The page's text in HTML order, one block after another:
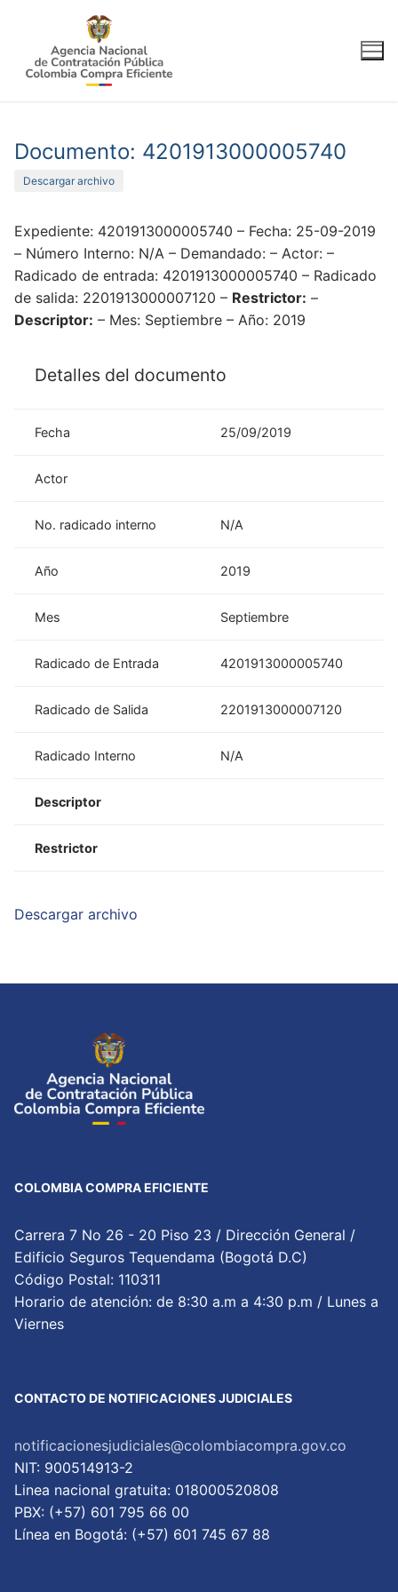
contenido
Documento: 4201913000005740
Descargar archivo
Expediente: 4201913000005740 – Fecha: 25-09-2019
– Número Interno: N/A – Demandado: – Actor: –
Radicado de entrada: 4201913000005740 – Radicado
de salida: 2201913000007120 – Restrictor: –
Descriptor: – Mes: Septiembre – Año: 2019
Detalles del documento
Fecha 25/09/2019
Actor
No. radicado interno N/A
Año 2019
Mes Septiembre
Radicado de Entrada 4201913000005740
Radicado de Salida 2201913000007120
Radicado Interno N/A
Descriptor
Restrictor
Descargar archivo
COLOMBIA COMPRA EFICIENTE
Carrera 7 No 26 - 20 Piso 23 / Dirección General /
Edificio Seguros Tequendama (Bogotá D.C)
Código Postal: 110311
Horario de atención: de 8:30 a.m a 4:30 p.m / Lunes a
Viernes
CONTACTO DE NOTIFICACIONES JUDICIALES
notificacionesjudiciales@colombiacompra.gov.co
NIT: 900514913-2
Linea nacional gratuita: 018000520808
PBX: (+57) 601 795 66 00
Lí­nea en Bogotá: (+57) 601 745 67 88